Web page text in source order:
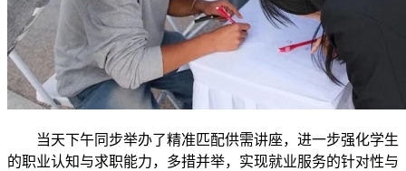
当天下午同步举办了精准匹配供需讲座，进一步强化学生
的职业认知与求职能力，多措并举，实现就业服务的针对性与